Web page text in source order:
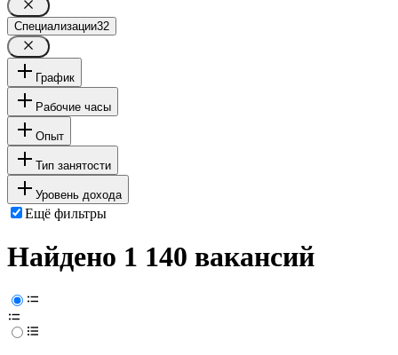
Специализации32
График
Рабочие часы
Опыт
Тип занятости
Уровень дохода
Ещё фильтры
Найдено 1 140 вакансий